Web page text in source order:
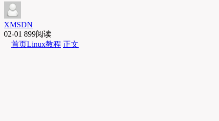
XMSDN
02-01 899阅读
首页Linux教程 正文